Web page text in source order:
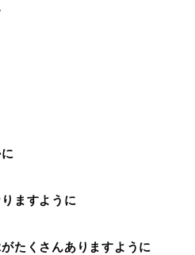
ますように
たくさんありますように